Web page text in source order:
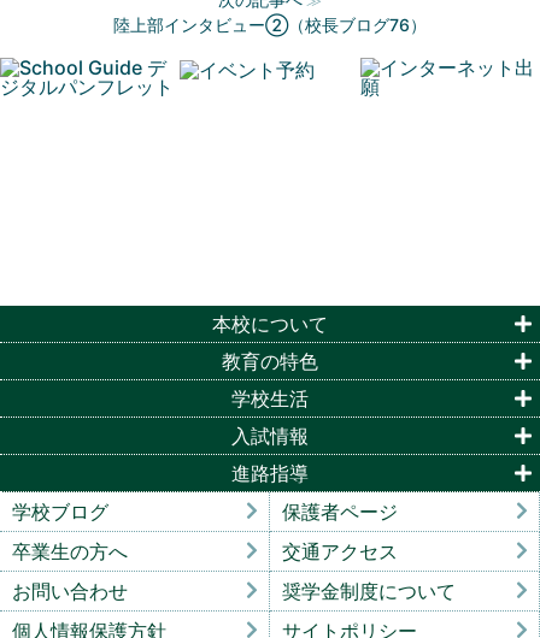
陸上部インタビュー②（校長ブログ76）
本校について
教育の特色
学校生活
入試情報
進路指導
学校ブログ
保護者ページ
卒業生の方へ
交通アクセス
お問い合わせ
奨学金制度について
個人情報保護方針
サイトポリシー